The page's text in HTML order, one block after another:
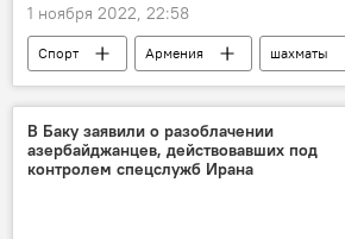
1 ноября 2022, 22:58
Спорт Армения
шахматы
Левон Аронян
Новости Армения
В Баку заявили о разоблачении
азербайджанцев, действовавших под
контролем спецслужб Ирана